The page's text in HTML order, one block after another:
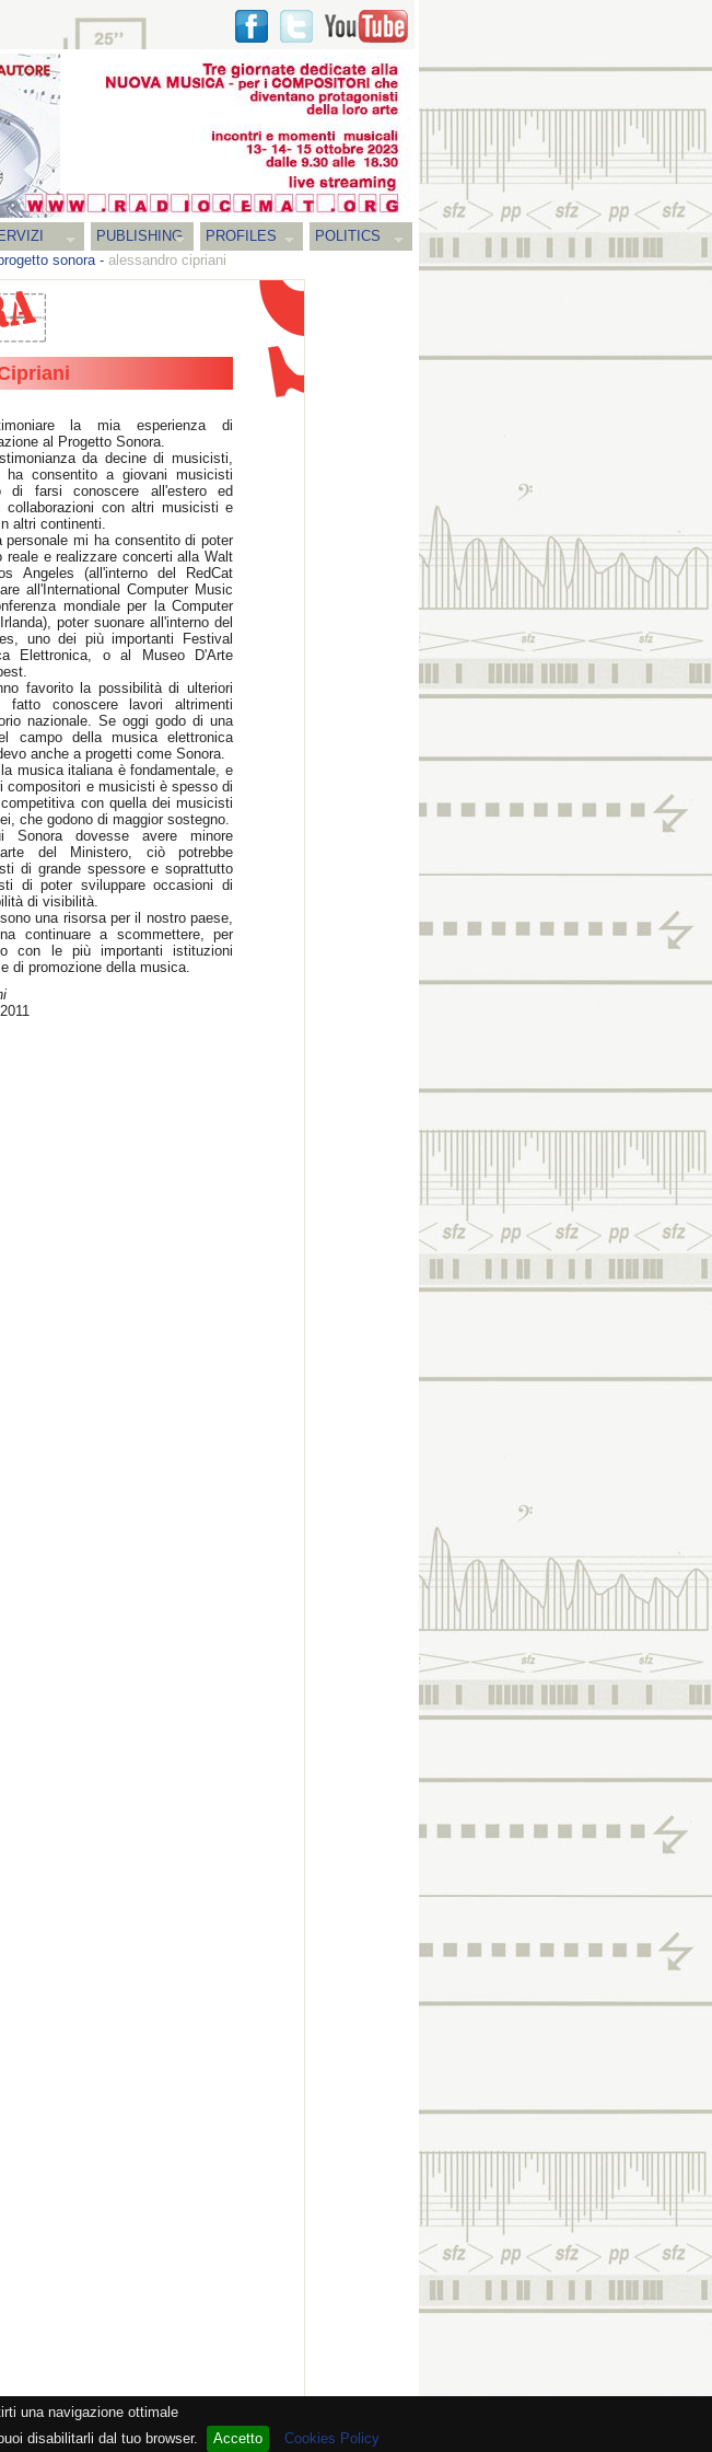
una navigazione ottimale
disabilitarli dal tuo browser.
Accetto Cookies Policy
PUBLISHING PROFILES
POLITICS
sonora- alessandro cipriani
la mia esperienza di
al Progetto Sonora.
da decine di musicisti,
ha consentito a giovani musicisti
di farsi conoscere all'estero ed
collaborazioni con altri musicisti e
altri continenti.
personale mi ha consentito di poter
reale e realizzare concerti alla Walt
Angeles (all'interno del RedCat
all'International Computer Music
mondiale per la Computer
poter suonare all'interno del
uno dei più importanti Festival
Elettronica, o al Museo D'Arte
favorito la possibilità di ulteriori
conoscere lavori altrimenti
nazionale. Se oggi godo di una
campo della musica elettronica
anche a progetti come Sonora.
musica italiana è fondamentale, e
compositori e musicisti è spesso di
con quella dei musicisti
che godono di maggior sostegno.
dovesse avere minore
del Ministero, ciò potrebbe
di grande spessore e soprattutto
di poter sviluppare occasioni di
di visibilità.
una risorsa per il nostro paese,
continuare a scommettere, per
con le più importanti istituzioni
di promozione della musica.
- Lic. SIAE 2552/1/2523 - Visitor # 93.957.924